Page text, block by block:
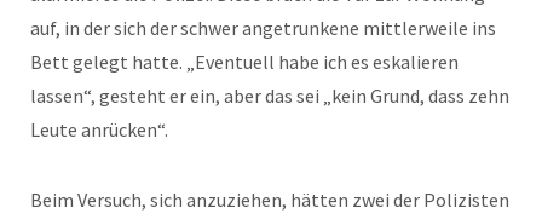
auf, in der sich der schwer angetrunkene mittlerweile ins
Bett gelegt hatte. „Eventuell habe ich es eskalieren
lassen“, gesteht er ein, aber das sei „kein Grund, dass zehn
Leute anrücken“.
Beim Versuch, sich anzuziehen, hätten zwei der Polizisten